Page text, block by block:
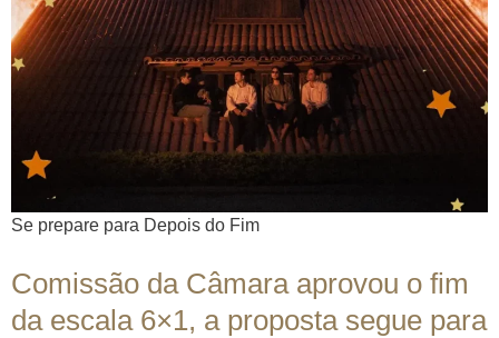
Se prepare para Depois do Fim
Comissão da Câmara aprovou o fim
da escala 6×1, a proposta segue para